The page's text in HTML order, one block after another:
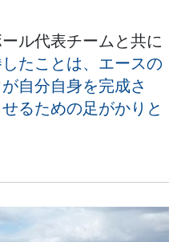
ル代表チームと共に
たことは、エースの
自分自身を完成さ
るための足がかりと